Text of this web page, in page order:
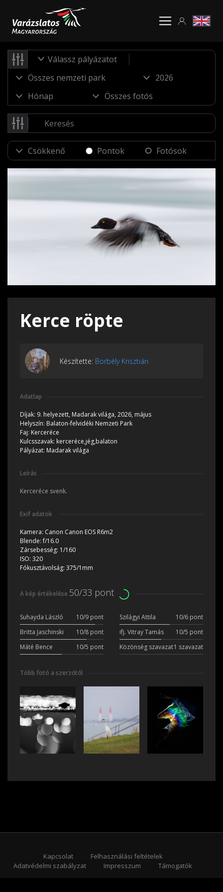
Válassz pályázatot
Pontok Fotósok
Kerce röpte
Készítette: Borbély Krisztián
Adatlap
Díjak: 9. helyezett, Madarak világa, 2026, május
Helyszín: Balaton-felvidéki Nemzeti Park
Faj: Kerceréce
Kulcsszavak: kerceréce,jég,balaton
Pályázat: Madarak világa
Leírás
Kerceréce svenk.
Exif adatok
Kamera: Canon Canon EOS R6m2
Blende:f/16.0
Zársebesség: 1/160
ISO: 320
Fókusztávolság: 375/1mm
A kép értékelése 50/33 pont
Suhayda László 10/9 pont Szilágyi Attila
10/6 pont
Britta Jaschinski
10/8 pont ifj. Vitray Tamás
10/5 pont
Máté Bence
10/5 pont Közönség szavazat1 szavazat
Több fotó a szerzőtől
Kapcsolat
Felhasználási feltételek
Adatvédelmi szabályzat
Impresszum
Támogatók